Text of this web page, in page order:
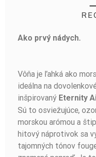
Ako prvý nádych.
Vôňa je ľahká ako
ideálna na
inšpirovaný Eternity
Sú to osviežujúce,
morskou arómou a
hitový náprotivok sa
tajomných tónov
BUĎTE PRVÝ, KTO